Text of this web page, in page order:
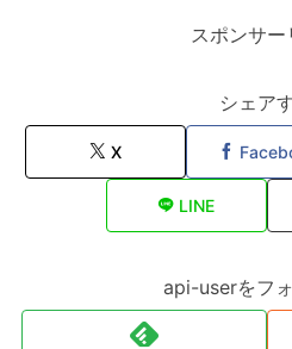
スポンサー
シェア
X
LINE
api-userをフ